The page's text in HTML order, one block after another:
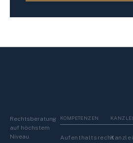
Rechtsberatung
auf höchstem
Niveau.
KOMPETENZEN
Aufenthaltsrecht
KANZLEI
Kanzlei